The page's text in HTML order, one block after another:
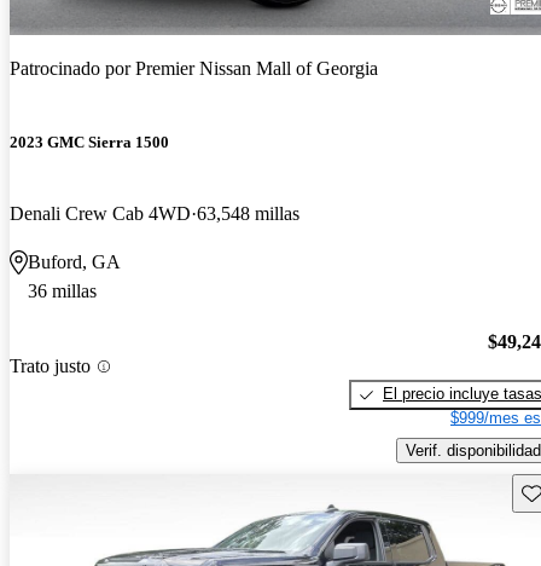
Patrocinado porPremier Nissan Mall of Georgia
2023 GMC Sierra 1500
Denali Crew Cab 4WD 63,548 millas
Buford, GA
36 millas
Trato justo
El precio incluye tasas
$999/mes
Verif. disponibilidad